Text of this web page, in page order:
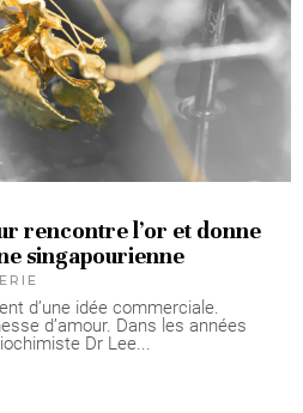
rencontre l’or et donne
singapourienne
d’une idée commerciale.
d’amour. Dans les années
Dr Lee...